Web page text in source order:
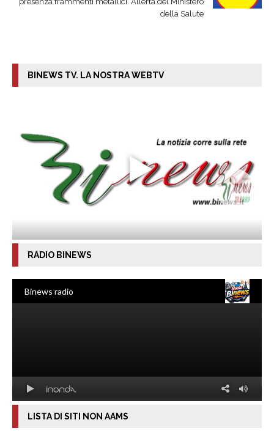
della Salute
BINEWS TV. LA NOSTRA WEBTV
RADIO BINEWS
LISTA DI SITI NON AAMS